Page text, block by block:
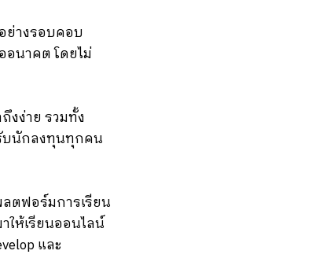
ย่างรอบคอบ
อนาคต โดยไม่
งง่าย รวมทั้ง
นักลงทุนทุกคน
ตฟอร์มการเรียน
ห้เรียนออนไลน์
และ